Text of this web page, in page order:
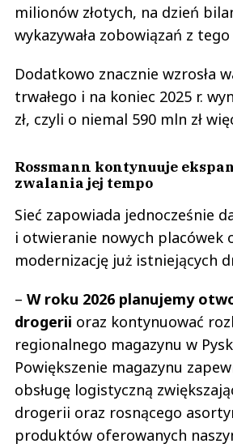
milionów złotych, na dzień
wykazywała zobowiązań z
Dodatkowo znacznie wzrosła
trwałego i na koniec 2025 r.
zł, czyli o niemal 590 mln zł
Rossmann kontynuuje
zwalania jej tempo
Sieć zapowiada jednocześnie
i otwieranie nowych placówek
modernizację już istniejących
– W roku 2026 planujemy
drogerii oraz kontynuować
regionalnego magazynu w
Powiększenie magazynu
obsługę logistyczną
drogerii oraz rosnącego
produktów oferowanych